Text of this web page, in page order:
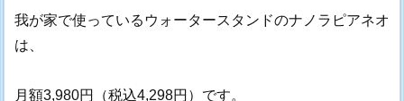
我が家で使っているウォータースタンドのナノラピアネオ
は、
月額3,980円（税込4,298円）です。